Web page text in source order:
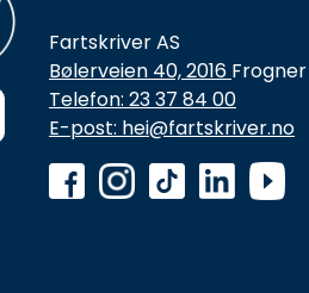
Fartskriver AS
Bølerveien 40, 2016 Frogner
Telefon: 23 37 84 00
E-post: hei@fartskriver.no